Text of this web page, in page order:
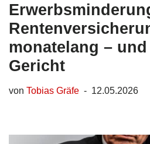
monatelang –
Gericht
von Tobias Gräfe 12.05.2026